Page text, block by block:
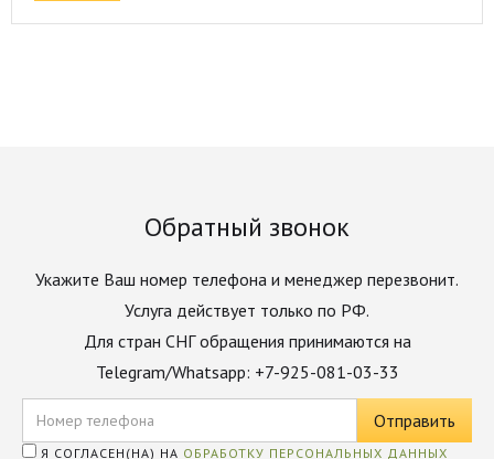
Обратный звонок
Укажите Ваш номер телефона и менеджер перезвонит.
Услуга действует только по РФ.
Для стран СНГ обращения принимаются на
Telegram/Whatsapp: +7-925-081-03-33
Я СОГЛАСЕН(НА) НА ОБРАБОТКУ ПЕРСОНАЛЬНЫХ ДАННЫХ